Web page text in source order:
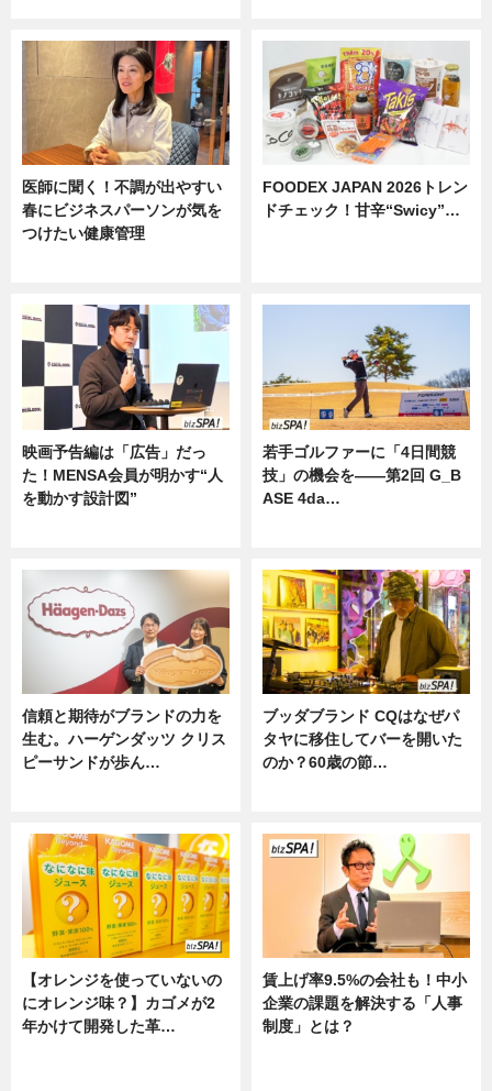
医師に聞く！不調が出やすい
春にビジネスパーソンが気を
つけたい健康管理
FOODEX JAPAN 2026トレン
ドチェック！甘辛“Swicy”…
映画予告編は「広告」だっ
た！MENSA会員が明かす“人
を動かす設計図”
若手ゴルファーに「4日間競
技」の機会を——第2回 G_B
ASE 4da…
信頼と期待がブランドの力を
生む。ハーゲンダッツ クリス
ピーサンドが歩ん…
ブッダブランド CQはなぜパ
タヤに移住してバーを開いた
のか？60歳の節…
【オレンジを使っていないの
にオレンジ味？】カゴメが2
年かけて開発した革…
賃上げ率9.5%の会社も！中小
企業の課題を解決する「人事
制度」とは？